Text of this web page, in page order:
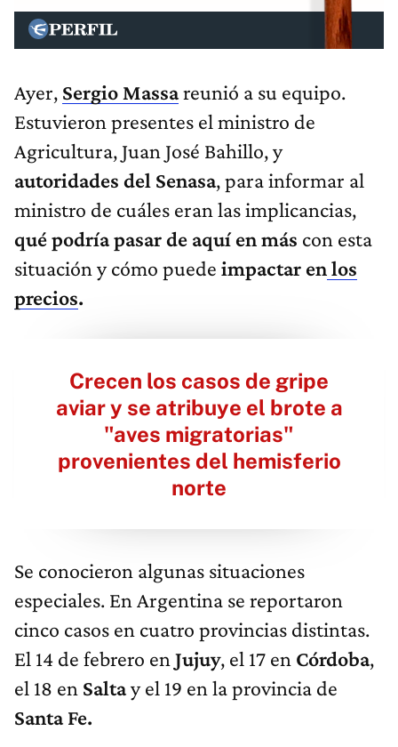
Ayer, Sergio Massareunió a su equipo.
Estuvieron presentes el ministro de
Agricultura, Juan José Bahillo, y
autoridades del Senasa, para informar al
ministro de cuáles eran las implicancias,
qué podría pasar de aquí en más con esta
situación y cómo puede impactar enlos
precios.
Crecen los casos de gripe
aviar y se atribuye el brote a
"aves migratorias"
provenientes del hemisferio
norte
Se conocieron algunas situaciones
especiales. En Argentina se reportaron
cinco casos en cuatro provincias distintas.
El 14 de febrero en Jujuy, el 17 en Córdoba,
el 18 en Saltay el 19 en la provincia de
Santa Fe.